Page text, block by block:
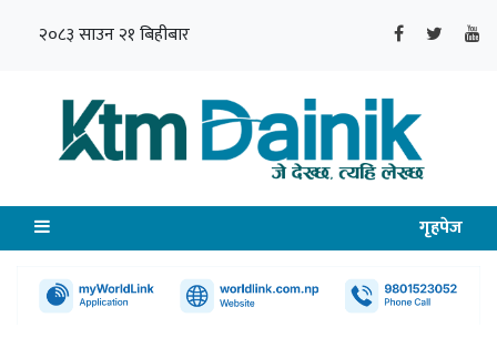
२०८३ साउन २१ बिहीबार
गृहपेज